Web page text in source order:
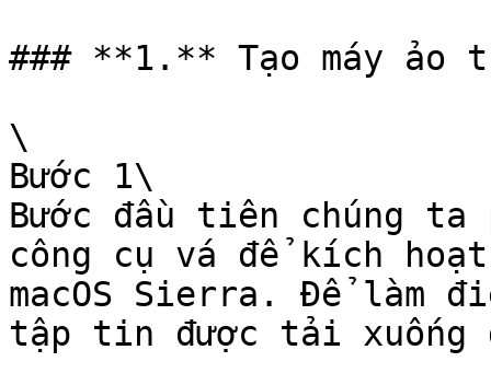
### **1.** Tạo máy ảo
\
Bước 1\
Bước đầu tiên chúng
công cụ vá để kích hoạt
macOS Sierra. Để làm
tập tin được tải xuống